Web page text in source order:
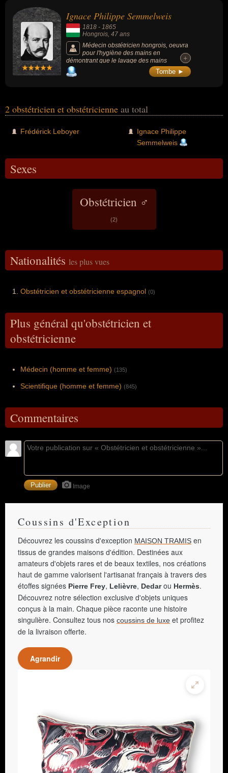
notamment le peau à peau : quand le bébé
naît, on le pose sur le ventre de sa mère (ou
de son père).
Ignace Philippe Semmelweis
1818 - 1865
Hongrois , 47 ans
Médecin obstétricien hongrois, oeuvra
pour l'hygiène des mains en
démontrant que le lavage des mains
diminuait le nombre des décès causés par la
fièvre puerpérale des femmes après
+
+
Tombe ►
2 obstétricien et obstétricienne au total
Frédérick Leboyer
Ignace Philippe
Semmelweis
Sexes
Obstétricien ♂
(2)
Nationalités les plus vues
Obstétricien et obstétricienne espagnol (0)
Plus général qu'obstétricien et
obstétricienne
Médecin (homme et femme) (135)
Scientifique (homme et femme) (845)
Commentaires
Image
Coussins d'Exception
Découvrez les coussins d'exception MAISON TRAMIS en
tissus de grandes maisons d'édition. Destinées aux
amateurs d'objets rares et de beaux textiles, nos créations
haut de gamme valorisent l'artisanat français à travers des
étoffes signées Pierre Frey, Lelièvre, Dedarou Hermès.
Découvrez notre sélection exclusive d'objets uniques
conçus à la main. Chaque pièce raconte une histoire
singulière. Consultez tous nos coussins de luxe et profitez
de la livraison offerte.
Agrandir